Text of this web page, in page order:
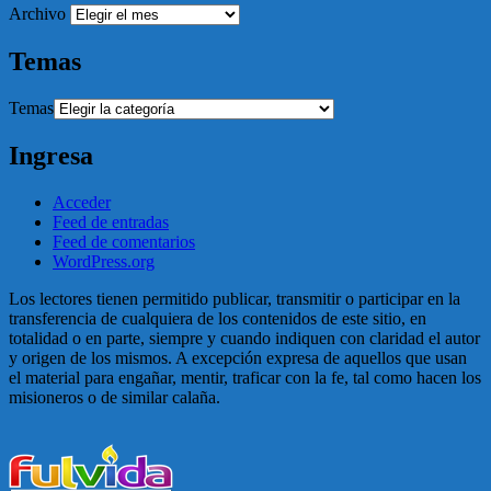
Archivo
Temas
Temas
Ingresa
Acceder
Feed de entradas
Feed de comentarios
WordPress.org
Los lectores tienen permitido publicar, transmitir o participar en la
transferencia de cualquiera de los contenidos de este sitio, en
totalidad o en parte, siempre y cuando indiquen con claridad el autor
y origen de los mismos. A excepción expresa de aquellos que usan
el material para engañar, mentir, traficar con la fe, tal como hacen los
misioneros o de similar calaña.